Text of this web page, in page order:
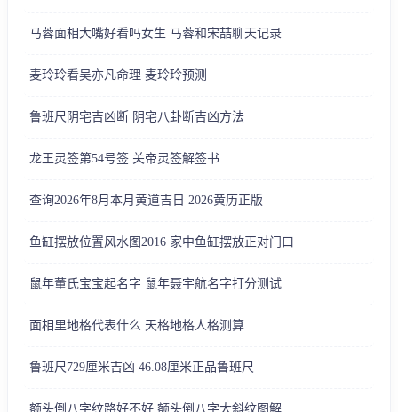
马蓉面相大嘴好看吗女生 马蓉和宋喆聊天记录
麦玲玲看吴亦凡命理 麦玲玲预测
鲁班尺阴宅吉凶断 阴宅八卦断吉凶方法
龙王灵签第54号签 关帝灵签解签书
查询2026年8月本月黄道吉日 2026黄历正版
鱼缸摆放位置风水图2016 家中鱼缸摆放正对门口
鼠年董氏宝宝起名字 鼠年聂宇航名字打分测试
面相里地格代表什么 天格地格人格测算
鲁班尺729厘米吉凶 46.08厘米正品鲁班尺
额头倒八字纹路好不好 额头倒八字大斜纹图解